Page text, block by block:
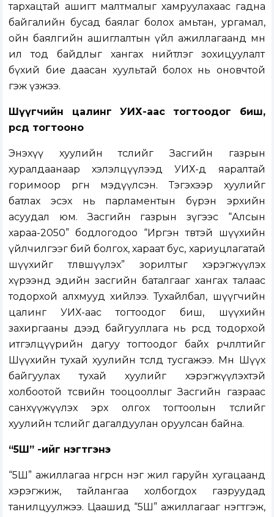
тархацтай ашигт малтмалыг хамруулахаас гадна
байгалийн бусад баялаг болох амьтан, ургамал,
ойн баялгийн ашиглалтын үйл ажиллагаанд мөн
ил тод байдлыг хангах нийтлэг зохицуулалт
бүхий бие даасан хуультай болох нь оновчтой
гэж үзжээ.
Шүүгчийн цалинг УИХ-аас тогтоодог биш,
өөрсдөө тогтооно
Энэхүү хуулийн төслийг Засгийн газрын
хуралдаанаар хэлэлцүүлээд УИХ-д яаралтай
горимоор өргөн мэдүүлсэн. Тэгэхээр хуулийг
батлах эсэх нь парламентын бүрэн эрхийн
асуудал юм. Засгийн газрын зүгээс “Алсын
хараа-2050” бодлогодоо “Иргэн төвтэй шүүхийн
үйлчилгээг бий болгох, хараат бус, хариуцлагатай
шүүхийг төлөвшүүлэх” зорилтыг хэрэгжүүлэх
хүрээнд эдийн засгийн баталгааг хангах талаас
тодорхой алхмууд хийлээ. Тухайлбал, шүүгчийн
цалинг УИХ-аас тогтоодог биш, шүүхийн
захиргааны дээд байгууллага нь өөрсдөө тодорхой
итгэлцүүрийн дагуу тогтоодог байх өөрчлөлтийг
Шүүхийн тухай хуулийн төсөлд тусгажээ. Мөн Шүүх
байгуулах тухай хуулийг хэрэгжүүлэхтэй
холбоотой төсвийн тооцооллыг Засгийн газраас
санхүүжүүлэх эрх олгох тогтоолын төслийг
хуулийн төслийг дагалдуулан оруулсан байна.
“5Ш” -ийг нэгтгэнэ
“5Ш” ажиллагаа өнгөрсөн нэг жил гаруйн хугацаанд
хэрэгжиж, тайлангаа холбогдох газруудад
танилцуулжээ. Цаашид “5Ш” ажиллагааг нэгтгэж,